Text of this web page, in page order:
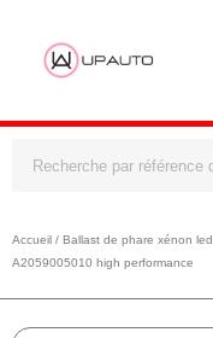
Accueil / Ballast de phare xénon led
A2059005010 high performance